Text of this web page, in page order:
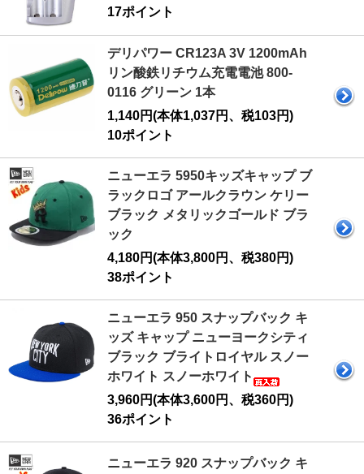
17ポイント
デリパワー CR123A 3V 1200mAh
リン酸鉄リチウム充電電池 800-
0116 グリーン 1本
1,140円(本体1,037円、税103円)
10ポイント
ニューエラ 5950キッズキャップ ブ
ラックロゴ アールクラウン ケリー
ブラック メタリックゴールド ブラ
ック
4,180円(本体3,800円、税380円)
38ポイント
ニューエラ 950 スナップバック キ
ッズ キャップ ニューヨークシティ
ブラック ブライトロイヤル スノー
ホワイト スノーホワイト
3,960円(本体3,600円、税360円)
36ポイント
ニューエラ 920 スナップバック キ